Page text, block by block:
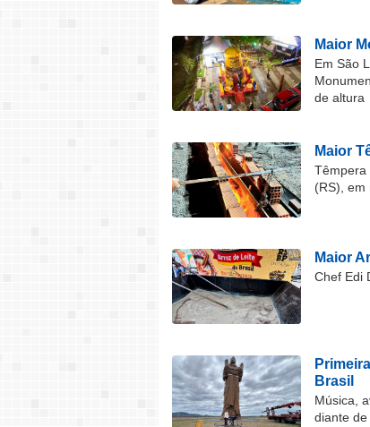
Maior
Em São
de altura
Maior
Têmpera
(RS), em
Maior
Chef Edi
Brasil
Música,
diante de